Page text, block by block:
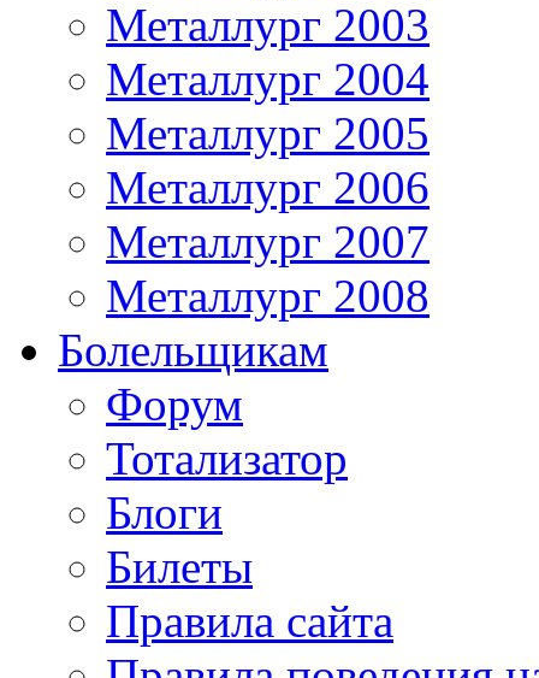
Металлург 2003
Металлург 2004
Металлург 2005
Металлург 2006
Металлург 2007
Металлург 2008
Болельщикам
Форум
Тотализатор
Блоги
Билеты
Правила сайта